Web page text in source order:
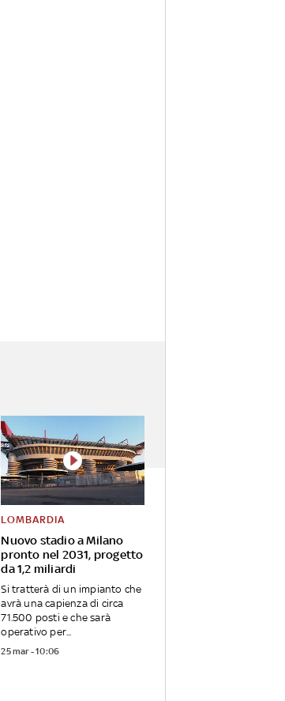
Nuovo stadio a Milano
pronto nel 2031, progetto
da 1,2 miliardi
LOMBARDIA
Si tratterà di un impianto che
avrà una capienza di circa
71.500 posti e che sarà
operativo per...
25 mar - 10:06